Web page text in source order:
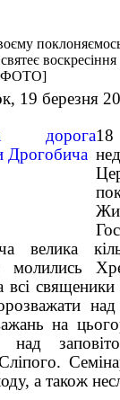
[ФОТО]
19 березня
18
велика
молились
всі
на
над
а також